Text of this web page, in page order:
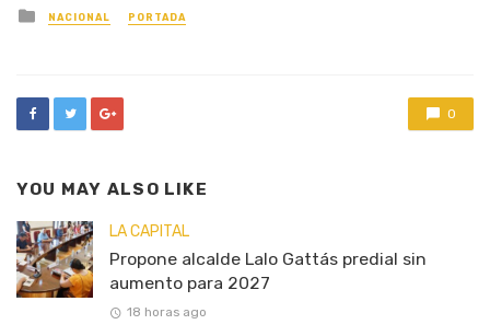
Posted
in
NACIONAL PORTADA
0
YOU MAY ALSO LIKE
LA CAPITAL
Propone alcalde Lalo Gattás predial sin
aumento para 2027
18 horas ago